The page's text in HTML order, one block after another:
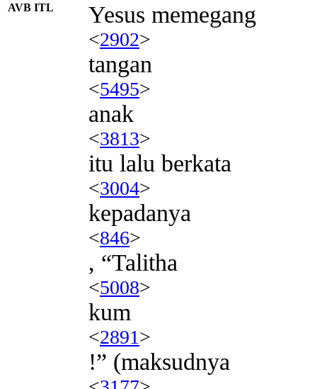
AVB ITL Yesus memegang
<2902>
tangan
<5495>
anak
<3813>
itu lalu berkata
<3004>
kepadanya
<846>
, “Talitha
<5008>
kum
<2891>
!” (maksudnya